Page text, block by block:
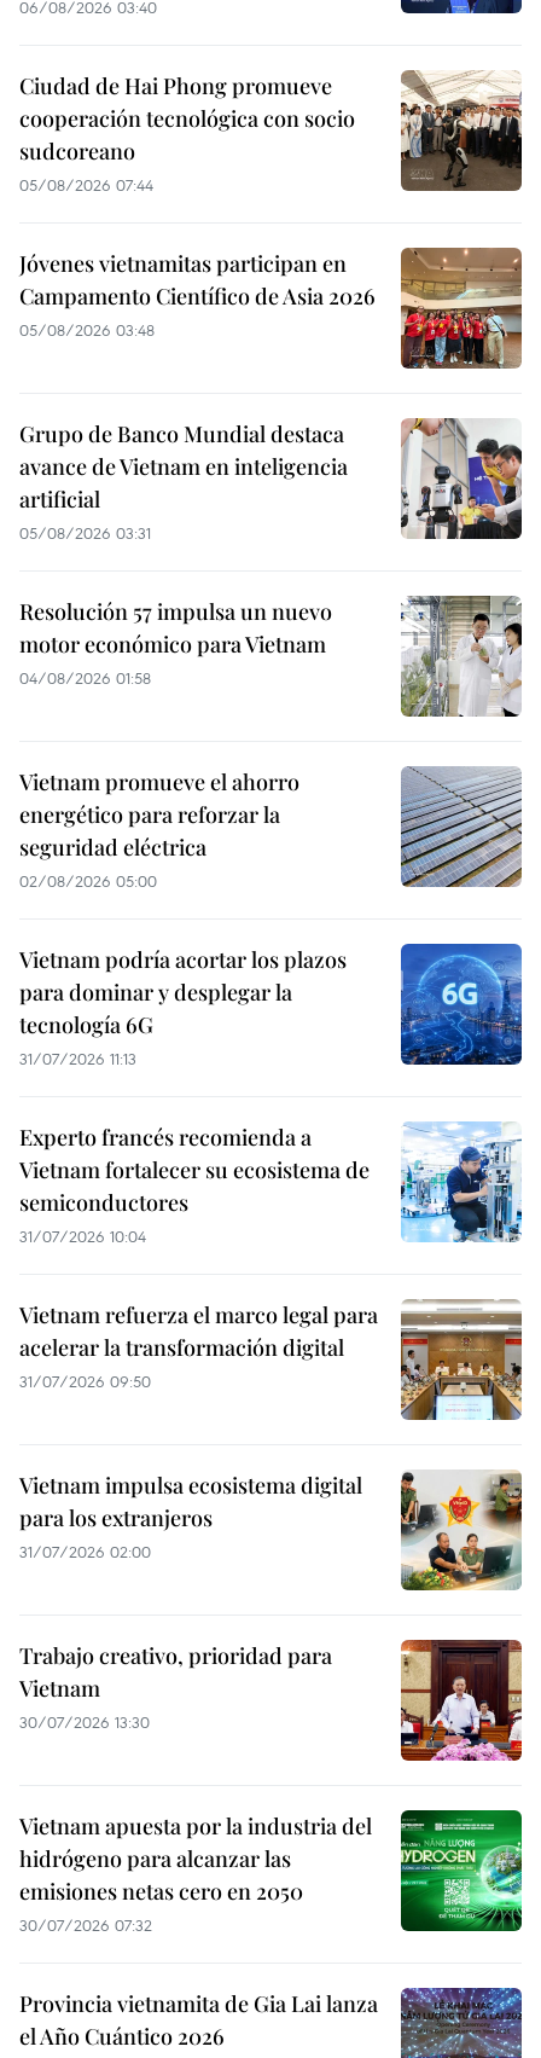
06/08/2026 03:40
Ciudad de Hai Phong promueve
cooperación tecnológica con socio
sudcoreano
05/08/2026 07:44
Jóvenes vietnamitas participan en
Campamento Científico de Asia 2026
05/08/2026 03:48
Grupo de Banco Mundial destaca
avance de Vietnam en inteligencia
artificial
05/08/2026 03:31
Resolución 57 impulsa un nuevo
motor económico para Vietnam
04/08/2026 01:58
Vietnam promueve el ahorro
energético para reforzar la
seguridad eléctrica
02/08/2026 05:00
Vietnam podría acortar los plazos
para dominar y desplegar la
tecnología 6G
31/07/2026 11:13
Experto francés recomienda a
Vietnam fortalecer su ecosistema de
semiconductores
31/07/2026 10:04
Vietnam refuerza el marco legal para
acelerar la transformación digital
31/07/2026 09:50
Vietnam impulsa ecosistema digital
para los extranjeros
31/07/2026 02:00
Trabajo creativo, prioridad para
Vietnam
30/07/2026 13:30
Vietnam apuesta por la industria del
hidrógeno para alcanzar las
emisiones netas cero en 2050
30/07/2026 07:32
Provincia vietnamita de Gia Lai lanza
el Año Cuántico 2026